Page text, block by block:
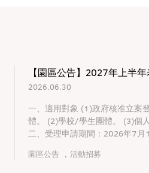
2026.06.30
一、適用對象 (1)政府核准立案
體。 (2)學校/學生團體。 (3)個
二、受理申請期間：2026年7
園區公告 , 活動招募